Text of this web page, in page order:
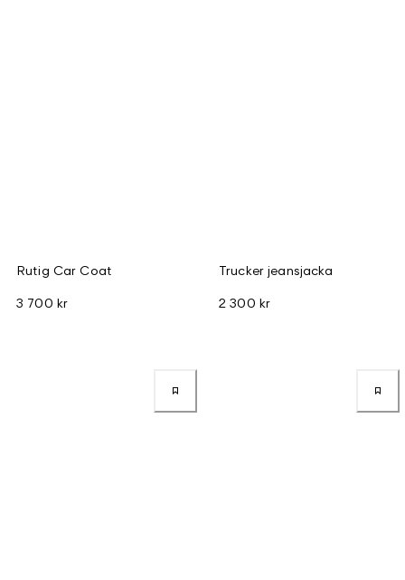
Rutig Car Coat
3 700 kr
Trucker jeansjacka
2 300 kr